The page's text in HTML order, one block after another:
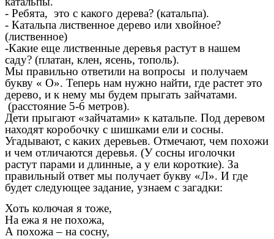
- Ребята, это с какого дерева? (катальпа).
- Катальпа лиственное дерево или хвойное?
(лиственное)
-Какие еще лиственные деревья растут в нашем
саду? (платан, клен, ясень, тополь).
Мы правильно ответили на вопросы и получаем
букву « О». Теперь нам нужно найти, где растет это
дерево, и к нему мы будем прыгать зайчатами.
(расстояние 5-6 метров).
Дети прыгают «зайчатами» к катальпе. Под деревом
находят коробочку с шишками ели и сосны.
Угадывают, с каких деревьев. Отмечают, чем похожи
и чем отличаются деревья. (У сосны иголочки
растут парами и длинные, а у ели короткие). За
правильный ответ мы получает букву «Л». И где
будет следующее задание, узнаем с загадки:
Хоть колючая я тоже,
На ежа я не похожа,
А похожа – на сосну,